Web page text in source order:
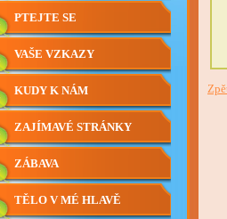
PTEJTE SE
VAŠE VZKAZY
KUDY K NÁM
ZAJÍMAVÉ STRÁNKY
ZÁBAVA
TĚLO V MÉ HLAVĚ